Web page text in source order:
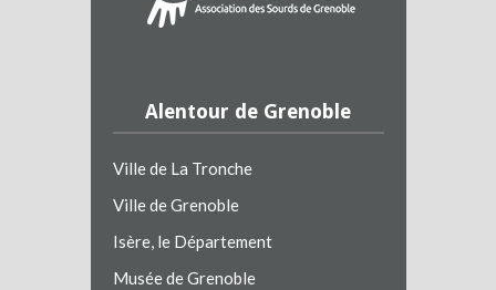
Alentour de Grenoble
Ville de La Tronche
Ville de Grenoble
Isère, le Département
Musée de Grenoble